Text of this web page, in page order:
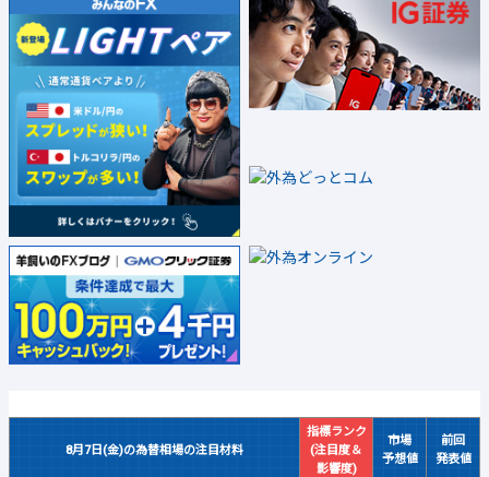
8月7日(金)の為替相場の注目材料
指標ランク
(注目度＆
影響度)
市場
予想値
前回
発表値